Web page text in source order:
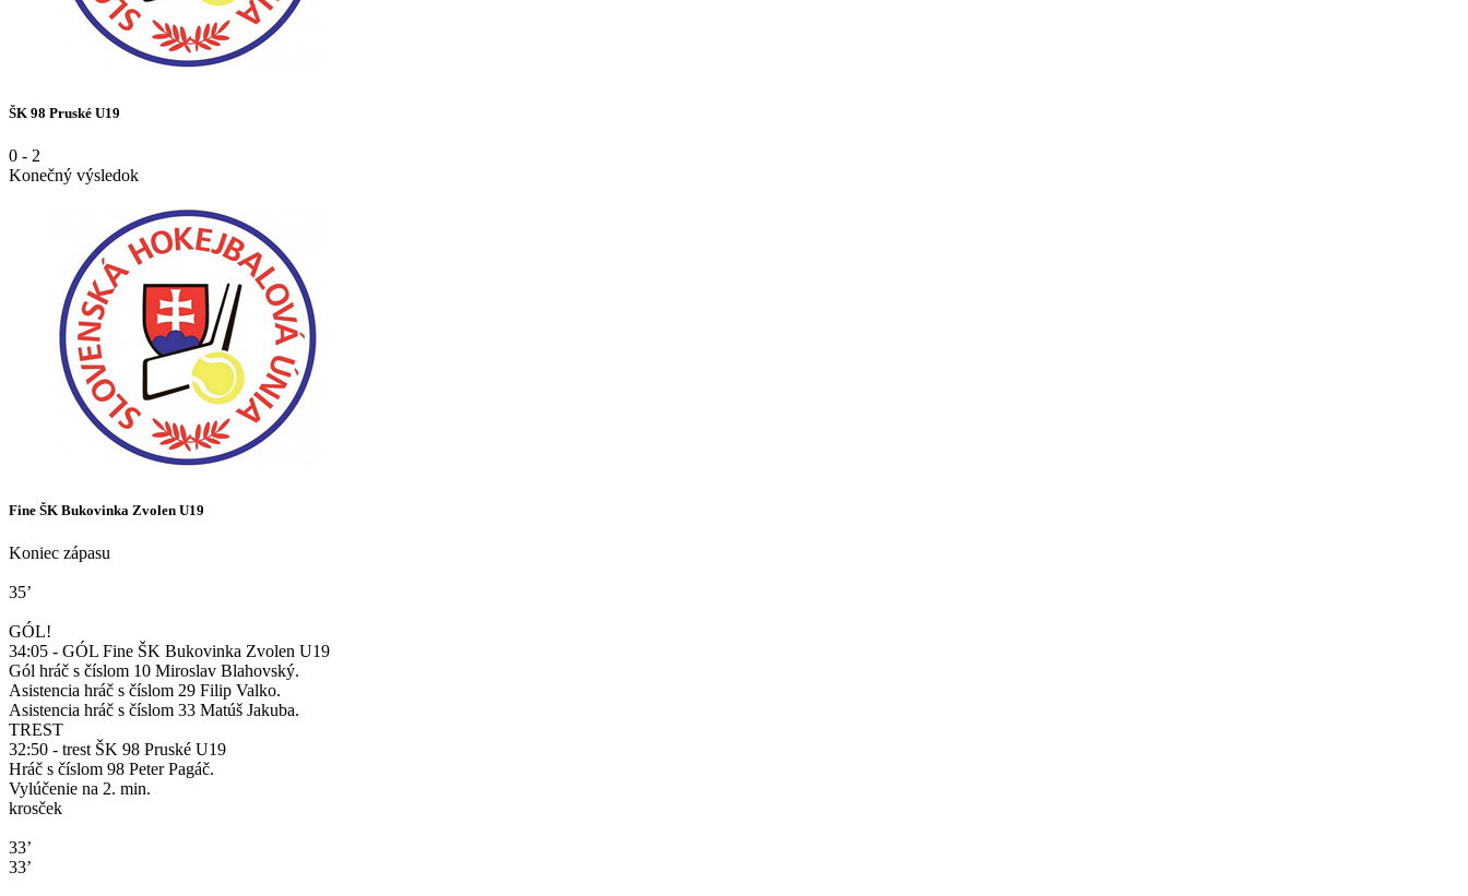
ŠK 98 Pruské U19
0 - 2
Konečný výsledok
Fine ŠK Bukovinka Zvolen U19
Koniec zápasu
35’
GÓL!
34:05 - GÓL Fine ŠK Bukovinka Zvolen U19
Gól hráč s číslom 10 Miroslav Blahovský.
Asistencia hráč s číslom 29 Filip Valko.
Asistencia hráč s číslom 33 Matúš Jakuba.
TREST
32:50 - trest ŠK 98 Pruské U19
Hráč s číslom 98 Peter Pagáč.
Vylúčenie na 2. min.
krosček
33’
33’